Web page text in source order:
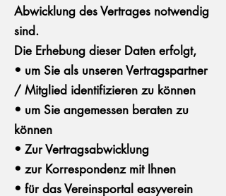
Abwicklung des Vertrages notwendig
sind.
Die Erhebung dieser Daten erfolgt,
• um Sie als unseren Vertragspartner
/ Mitglied identifizieren zu können
• um Sie angemessen beraten zu
können
• Zur Vertragsabwicklung
• zur Korrespondenz mit Ihnen
• für das Vereinsportal easyverein